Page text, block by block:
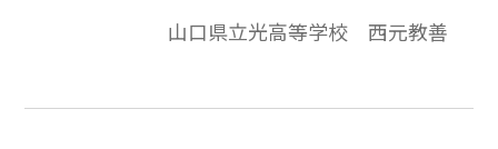
定理はもちろん、三角比の定義さえ記憶に
ても基本的な計算ができない。そこで本稿
山口県立光高等学校 西元教善